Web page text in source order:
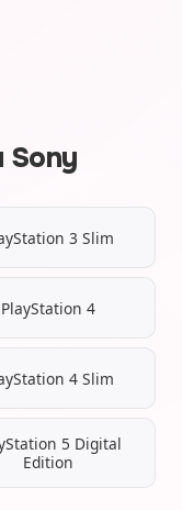
Sony
3 Slim
PlayStation 4
4 Slim
5 Digital
Edition